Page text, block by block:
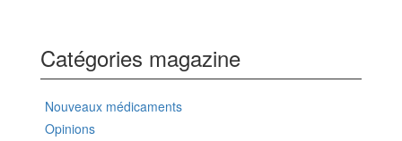
Catégories magazine
Nouveaux médicaments
Opinions